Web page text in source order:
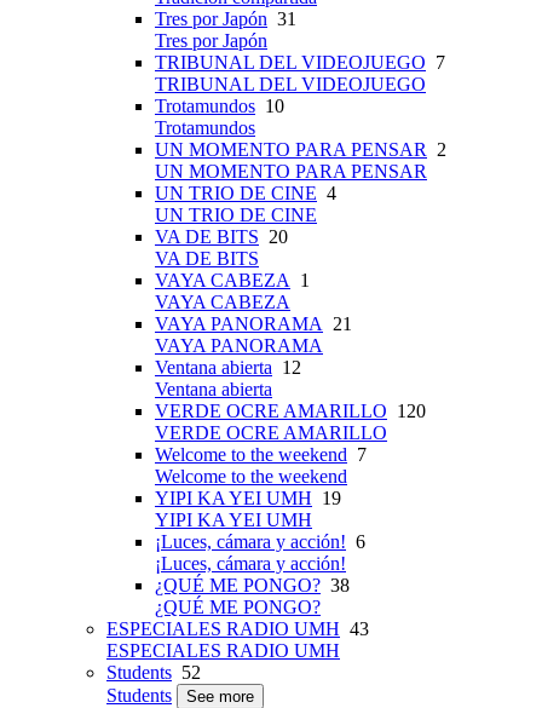
Tres por Japón 31
Tres por Japón
TRIBUNAL DEL VIDEOJUEGO 7
TRIBUNAL DEL VIDEOJUEGO
Trotamundos 10
Trotamundos
UN MOMENTO PARA PENSAR 2
UN MOMENTO PARA PENSAR
UN TRIO DE CINE 4
UN TRIO DE CINE
VA DE BITS 20
VA DE BITS
VAYA CABEZA 1
VAYA CABEZA
VAYA PANORAMA 21
VAYA PANORAMA
Ventana abierta 12
Ventana abierta
VERDE OCRE AMARILLO 120
VERDE OCRE AMARILLO
Welcome to the weekend 7
Welcome to the weekend
YIPI KA YEI UMH 19
YIPI KA YEI UMH
¡Luces, cámara y acción! 6
¡Luces, cámara y acción!
¿QUÉ ME PONGO? 38
¿QUÉ ME PONGO?
ESPECIALES RADIO UMH 43
ESPECIALES RADIO UMH
Students 52
Students
See more